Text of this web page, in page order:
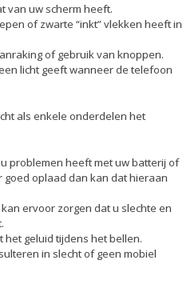
van uw scherm heeft.
of zwarte “inkt” vlekken heeft in
of gebruik van knoppen.
licht geeft wanneer de telefoon
als enkele onderdelen het
problemen heeft met uw batterij of
oplaad dan kan dat hieraan
ervoor zorgen dat u slechte en
het geluid tijdens het bellen.
in slecht of geen mobiel